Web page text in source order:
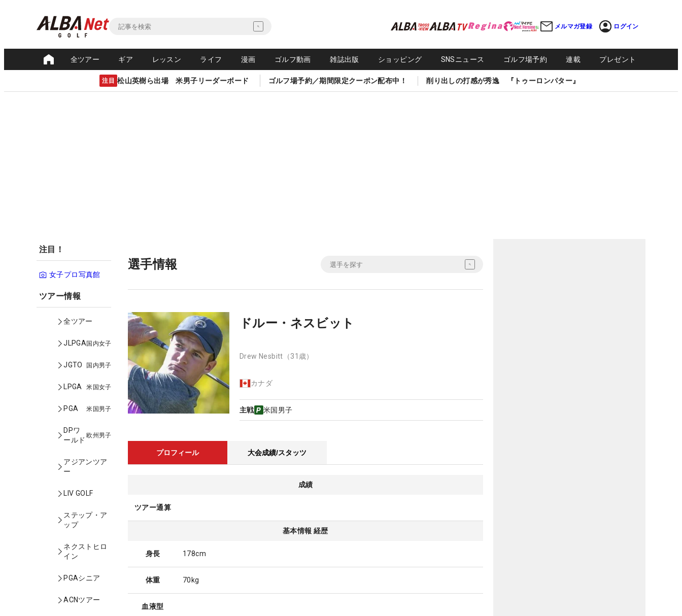
メルマガ登録 ログイン
全ツアー ギア レッスン ライフ 漫画 ゴルフ動画 雑誌出版 ショッピング SNSニュース ゴルフ場予約 連載 プレゼント
注目 松山英樹ら出場 米男子リーダーボード ゴルフ場予約／期間限定クーポン配布中！ 削り出しの打感が秀逸 『トゥーロンパター』
注目！
女子プロ写真館
ツアー情報
全ツアー
JLPGA国内女子
JGTO 国内男子
LPGA 米国女子
PGA 米国男子
DPワ
ールド
欧州男子
アジアンツア
ー
LIV GOLF
ステップ・ア
ップ
ネクストヒロ
イン
PGAシニア
ACNツアー
選手情報
ドルー・ネスビット
Drew Nesbitt （31歳）
カナダ
主戦 米国男子
プロフィール 大会成績/スタッツ
成績
ツアー通算
基本情報 経歴
身長 178cm
体重 70kg
血液型